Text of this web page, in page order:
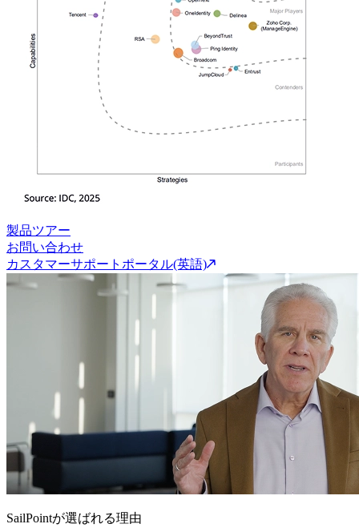
製品ツアー
お問い合わせ
カスタマーサポートポータル(英語)
SailPointが選ばれる理由